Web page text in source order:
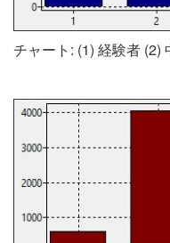
チャート: (1) 経験者 (2)